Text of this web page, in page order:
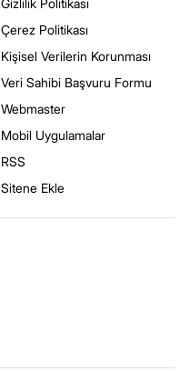
Çerez Politikası
Kişisel Verilerin Korunması
Veri Sahibi Başvuru Formu
Webmaster
Mobil Uygulamalar
RSS
Sitene Ekle